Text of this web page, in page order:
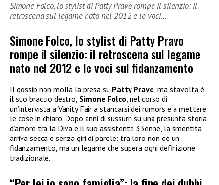
Simone Folco, lo stylist di Patty Pravo rompe il silenzio: il
retroscena sul legame nato nel 2012 e le voci…
Simone Folco, lo stylist di Patty Pravo
rompe il silenzio: il retroscena sul legame
nato nel 2012 e le voci sul fidanzamento
Il gossip non molla la presa su Patty Pravo, ma stavolta è
il suo braccio destro, Simone Folco, nel corso di
un’intervista a Vanity Fair a stancarsi dei rumors e a mettere
le cose in chiaro. Dopo anni di sussurri su una presunta storia
d’amore tra la Diva e il suo assistente 33enne, la smentita
arriva secca e senza giri di parole: tra loro non c’è un
fidanzamento, ma un legame che supera ogni definizione
tradizionale.